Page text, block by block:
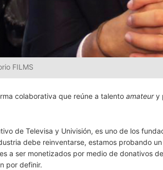
FILMS
colaborativa que reúne a talento amateury
de Televisa y Univisión, es uno de los
debe reinventarse, estamos probando
a ser monetizados por medio de donativos
por definir.